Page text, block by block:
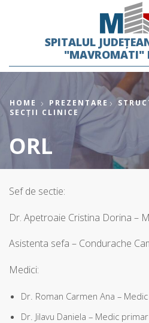
SPITALUL
"MAVROMATI"
HOME PREZENTARE
SECȚII CLINICE
ORL
Sef de sectie:
Dr. Apetroaie Cristina Dorina –
Asistenta sefa – Condurache
Medici:
Dr. Roman Carmen Ana –
Dr. Jilavu Daniela – Medic primar